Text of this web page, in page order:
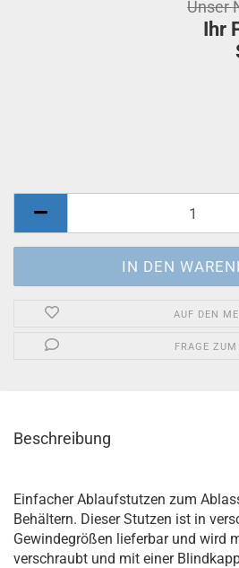
Unser
Ihr
AUF DEN
FRAGE
Beschreibung
Einfacher Ablaufstutzen zum
Behältern. Dieser Stutzen ist in
Gewindegrößen lieferbar und wird
verschraubt und mit einer